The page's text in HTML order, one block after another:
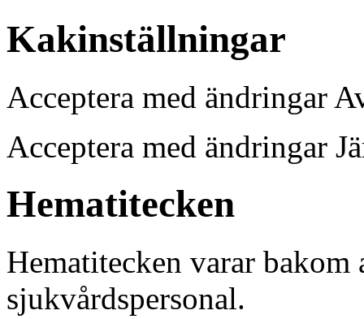
Kakinställningar
Acceptera med ändringar
Acceptera med ändringar
Hematitecken
Hematitecken varar bakom
sjukvårdspersonal.